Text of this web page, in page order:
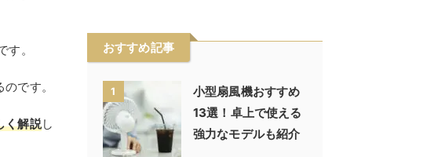
。
です。
く解説し
おすすめ記事
1
小型扇風機おすすめ
13選！卓上で使える
強力なモデルも紹介